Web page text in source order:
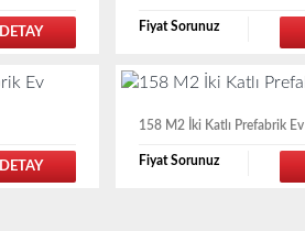
DETAY Fiyat Sorunuz
DETAY
158 M2 İki Katlı Prefabrik Ev
Fiyat Sorunuz